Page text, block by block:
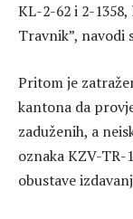
KL-2-62 i 2-
Travnik”, navodi
Pritom je
kantona da
zaduženih, a
oznaka KZV-TR-
obustave